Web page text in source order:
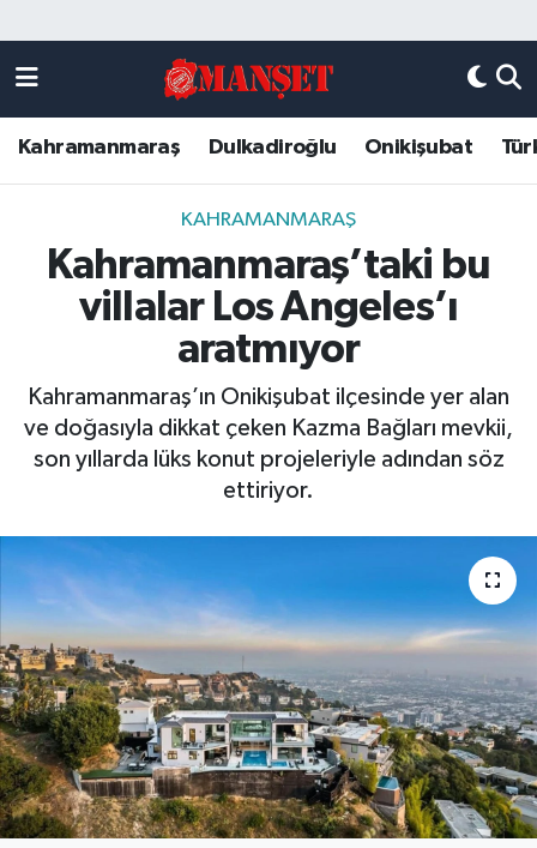
Kahramanmaraş Dulkadiroğlu Onikişubat
KAHRAMANMARAŞ
Kahramanmaraş’taki bu
villalar Los Angeles’ı
aratmıyor
Kahramanmaraş’ın Onikişubat ilçesinde yer alan
ve doğasıyla dikkat çeken Kazma Bağları mevkii,
son yıllarda lüks konut projeleriyle adından söz
ettiriyor.
DULKADİROĞLU
KAHRAMANMARAŞ
ONİKİŞUBAT
Künye
Kahramanmaraş Nöbetçi Eczaneler
Kahramanmaraş Hava Durumu
Kahramanmaraş Trafik Yoğunluk Haritası
Süper Lig Puan Durumu ve Fikstür
Son Dakika Haberleri
Haber Arşivi